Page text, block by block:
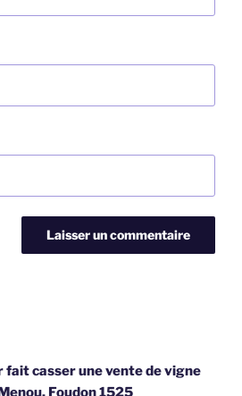
fait casser une vente de vigne
Foudon 1525